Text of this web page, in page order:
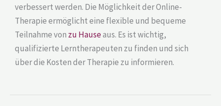
verbessert werden. Die Möglichkeit der Online-
Therapie ermöglicht eine flexible und bequeme
Teilnahme von zu Hauseaus. Es ist wichtig,
qualifizierte Lerntherapeuten zu finden und sich
über die Kosten der Therapie zu informieren.